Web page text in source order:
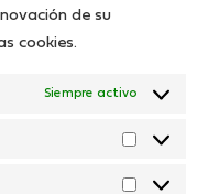
de su
cookies.
Siempre activo